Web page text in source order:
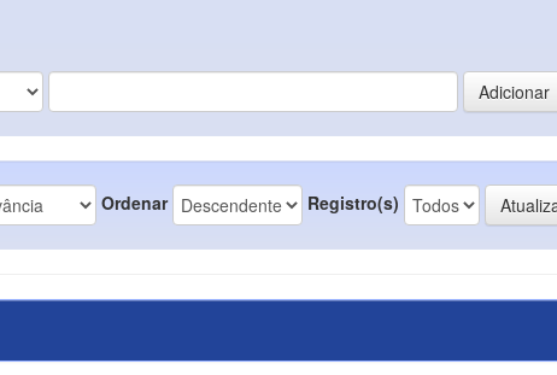
Ordenar Registro(s)